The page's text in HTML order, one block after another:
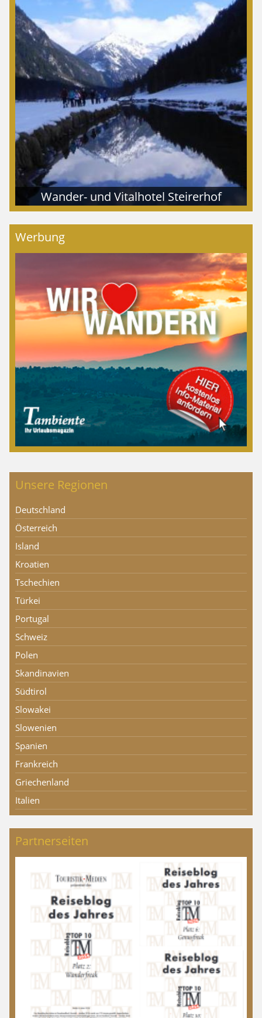
Wander- und Vitalhotel Steirerhof
Werbung
Unsere Regionen
Deutschland
Österreich
Island
Kroatien
Tschechien
Türkei
Portugal
Schweiz
Polen
Skandinavien
Südtirol
Slowakei
Slowenien
Spanien
Frankreich
Griechenland
Italien
Partnerseiten